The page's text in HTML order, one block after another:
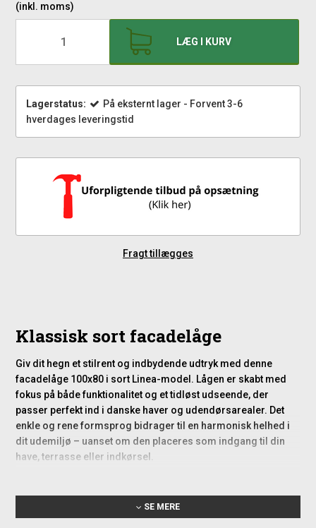
(inkl. moms)
LÆG I KURV
Lagerstatus:
På eksternt lager - Forvent 3-6
hverdages leveringstid
Fragt tillægges
Klassisk sort facadelåge
Giv dit hegn et stilrent og indbydende udtryk med denne
facadelåge 100x80 i sort Linea-model. Lågen er skabt med
fokus på både funktionalitet og et tidløst udseende, der
passer perfekt ind i danske haver og udendørsarealer. Det
enkle og rene formsprog bidrager til en harmonisk helhed i
dit udemiljø – uanset om den placeres som indgang til din
have, terrasse eller indkørsel.
grundmalet sort. Det betyder, at du sparer tid på forarbejde,
SE MERE